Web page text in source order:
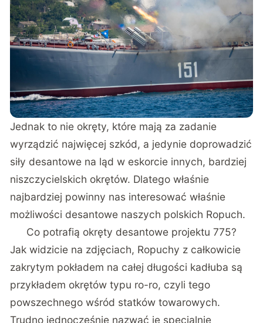
Jednak to nie okręty, które mają za zadanie
wyrządzić najwięcej szkód, a jedynie doprowadzić
siły desantowe na ląd w eskorcie innych, bardziej
niszczycielskich okrętów. Dlatego właśnie
najbardziej powinny nas interesować właśnie
możliwości desantowe naszych polskich Ropuch.
Co potrafią okręty desantowe projektu 775?
Jak widzicie na zdjęciach, Ropuchy z całkowicie
zakrytym pokładem na całej długości kadłuba są
przykładem okrętów typu ro-ro, czyli tego
powszechnego wśród statków towarowych.
Trudno jednocześnie nazwać je specjalnie